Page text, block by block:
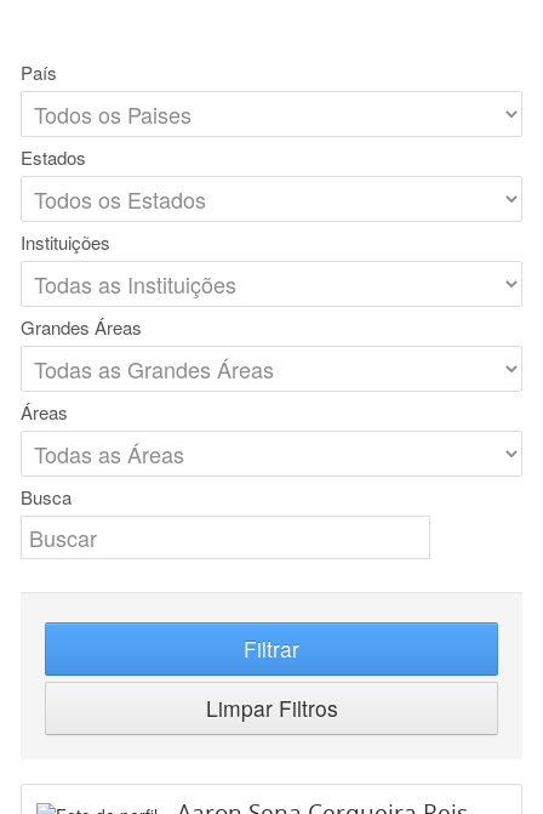
País
Estados
Instituições
Grandes Áreas
Áreas
Busca
Filtrar
Limpar Filtros